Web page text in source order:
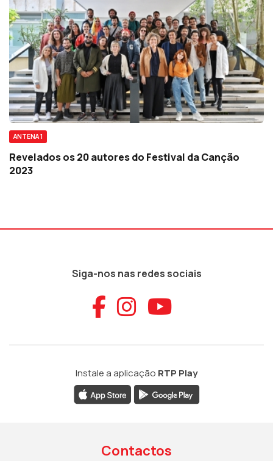
ANTENA 1
Revelados os 20 autores do Festival da Canção
2023
Siga-nos nas redes sociais
Aceder ao
Aceder ao
Aceder
Instale a aplicação RTP Play
Contactos